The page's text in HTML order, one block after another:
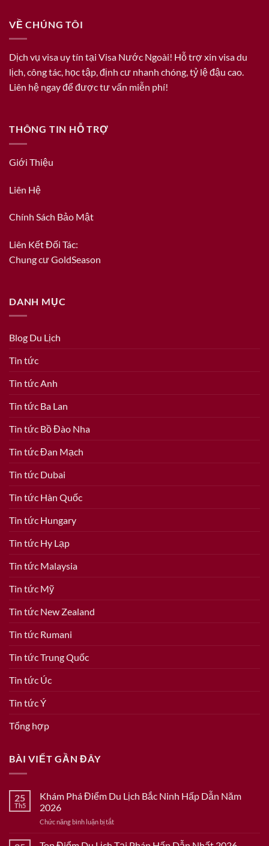
VỀ CHÚNG TÔI
Dịch vụ visa uy tín tại Visa Nước Ngoài! Hỗ trợ xin visa du
lịch, công tác, học tập, định cư nhanh chóng, tỷ lệ đậu cao.
Liên hệ ngay để được tư vấn miễn phí!
THÔNG TIN HỖ TRỢ
Giới Thiệu
Liên Hệ
Chính Sách Bảo Mật
Liên Kết Đối Tác:
Chung cư GoldSeason
DANH MỤC
Blog Du Lịch
Tin tức
Tin tức Anh
Tin tức Ba Lan
Tin tức Bồ Đào Nha
Tin tức Đan Mạch
Tin tức Dubai
Tin tức Hàn Quốc
Tin tức Hungary
Tin tức Hy Lạp
Tin tức Malaysia
Tin tức Mỹ
Tin tức New Zealand
Tin tức Rumani
Tin tức Trung Quốc
Tin tức Úc
Tin tức Ý
Tổng hợp
BÀI VIẾT GẦN ĐÂY
25
Th5
Khám Phá Điểm Du Lịch Bắc Ninh Hấp Dẫn Năm
2026
Chức năng bình luận bị tắtở
Phá